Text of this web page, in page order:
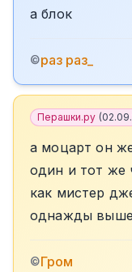
а блок
©раз раз_
Перашки.ру (
а моцарт он
один и тот же
как мистер
однажды
©Гром